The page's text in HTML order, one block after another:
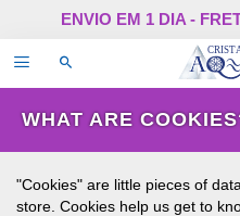
ENVIO EM 1 DIA -
Alternar
WHAT ARE
"Cookies" are little pieces of
store. Cookies help us get to